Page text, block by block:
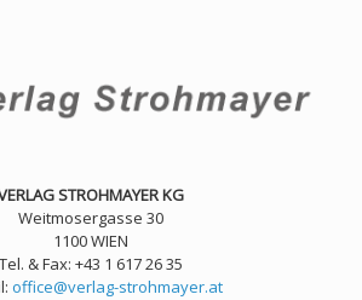
STROHMAYER KG
Weitmosergasse 30
1100 WIEN
Tel. & Fax: +43 1 617 26 35
office@verlag-strohmayer.at